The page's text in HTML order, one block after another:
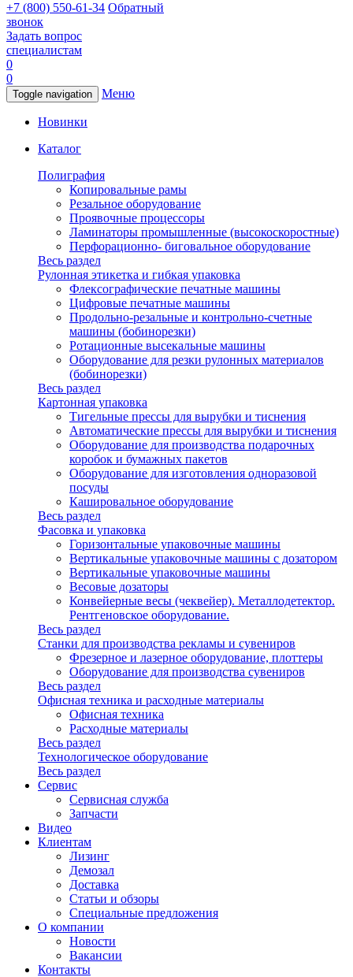
+7 (800) 550-61-34 Обратный
звонок
Задать вопрос
специалистам
0
0
Toggle navigation Меню
Новинки
Каталог
Полиграфия
Копировальные рамы
Резальное оборудование
Проявочные процессоры
Ламинаторы промышленные (высокоскоростные)
Перфорационно- биговальное оборудование
Весь раздел
Рулонная этикетка и гибкая упаковка
Флексографические печатные машины
Цифровые печатные машины
Продольно-резальные и контрольно-счетные
машины (бобинорезки)
Ротационные высекальные машины
Оборудование для резки рулонных материалов
(бобинорезки)
Весь раздел
Картонная упаковка
Тигельные прессы для вырубки и тиснения
Автоматические прессы для вырубки и тиснения
Оборудование для производства подарочных
коробок и бумажных пакетов
Оборудование для изготовления одноразовой
посуды
Кашировальное оборудование
Весь раздел
Фасовка и упаковка
Горизонтальные упаковочные машины
Вертикальные упаковочные машины с дозатором
Вертикальные упаковочные машины
Весовые дозаторы
Конвейерные весы (чеквейер). Металлодетектор.
Рентгеновское оборудование.
Весь раздел
Станки для производства рекламы и сувениров
Фрезерное и лазерное оборудование, плоттеры
Оборудование для производства сувениров
Весь раздел
Офисная техника и расходные материалы
Офисная техника
Расходные материалы
Весь раздел
Технологическое оборудование
Весь раздел
Сервис
Сервисная служба
Запчасти
Видео
Клиентам
Лизинг
Демозал
Доставка
Статьи и обзоры
Специальные предложения
О компании
Новости
Вакансии
Контакты